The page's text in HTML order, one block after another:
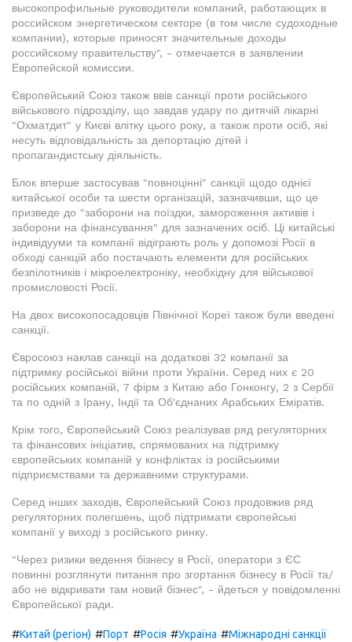
высокопрофильные руководители компаний, работающих в
российском энергетическом секторе (в том числе судоходные
компании), которые приносят значительные доходы
российскому правительству", - отмечается в заявлении
Европейской комиссии.
Європейський Союз також ввів санкції проти російського
військового підрозділу, що завдав удару по дитячій лікарні
"Охматдит" у Києві влітку цього року, а також проти осіб, які
несуть відповідальність за депортацію дітей і
пропагандистську діяльність.
Блок вперше застосував "повноцінні" санкції щодо однієї
китайської особи та шести організацій, зазначивши, що це
призведе до "заборони на поїздки, замороження активів і
заборони на фінансування" для зазначених осіб. Ці китайські
індивідууми та компанії відіграють роль у допомозі Росії в
обході санкцій або постачають елементи для російських
безпілотників і мікроелектроніку, необхідну для військової
промисловості Росії.
На двох високопосадовців Північної Кореї також були введені
санкції.
Євросоюз наклав санкції на додаткові 32 компанії за
підтримку російської війни проти України. Серед них є 20
російських компаній, 7 фірм з Китаю або Гонконгу, 2 з Сербії
та по одній з Ірану, Індії та Об'єднаних Арабських Еміратів.
Крім того, Європейський Союз реалізував ряд регуляторних
та фінансових ініціатив, спрямованих на підтримку
європейських компаній у конфліктах із російськими
підприємствами та державними структурами.
Серед інших заходів, Європейський Союз продовжив ряд
регуляторних полегшень, щоб підтримати європейські
компанії у виході з російського ринку.
"Через ризики ведення бізнесу в Росії, оператори з ЄС
повинні розглянути питання про згортання бізнесу в Росії та/
або не відкривати там новий бізнес", - йдеться у повідомленні
Європейської ради.
#Китай (регіон) #Порт #Росія #Україна #Міжнародні санкції